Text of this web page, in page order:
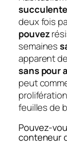
deux fois
pouvez
semaines
apparent
sans pour
peut
feuilles de
Pouvez-
conteneur